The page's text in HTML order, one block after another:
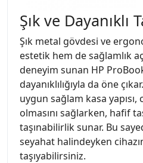
Şık ve Dayanıklı
Şık metal gövdesi ve
estetik hem de sağlamlık
deneyim sunan HP
dayanıklılığıyla da öne
uygun sağlam kasa
olmasını sağlarken, hafif
taşınabilirlik sunar. Bu
seyahat halindeyken
taşıyabilirsiniz.